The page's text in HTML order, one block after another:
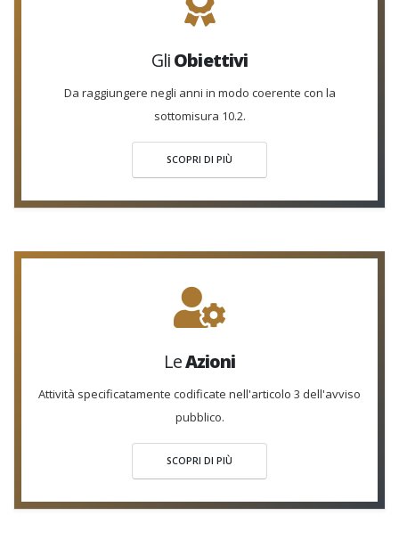
GliObiettivi
Da raggiungere negli anni in modo coerente con la
sottomisura 10.2.
SCOPRI DI PIÙ
LeAzioni
Attività specificatamente codificate nell'articolo 3 dell'avviso
pubblico.
SCOPRI DI PIÙ